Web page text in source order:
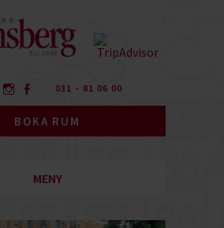
031 - 81 06 00
BOKA RUM
MENY